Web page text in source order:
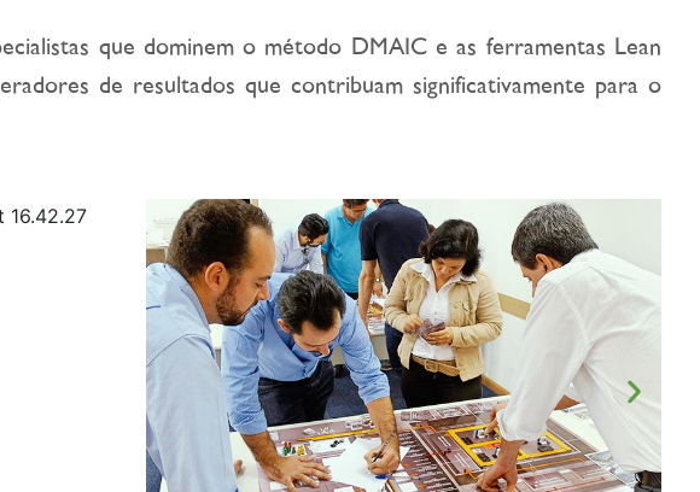
que dominem o método DMAIC e as ferramentas Lean
de resultados que contribuam significativamente para o